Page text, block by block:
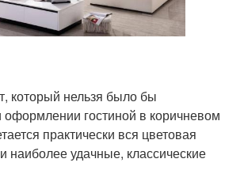
который нельзя было бы
оформлении гостиной в коричневом
практически вся цветовая
наиболее удачные, классические